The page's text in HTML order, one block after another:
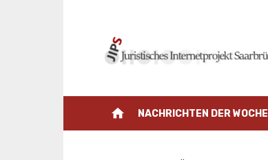
home NACHRICHTEN DER WOCHE